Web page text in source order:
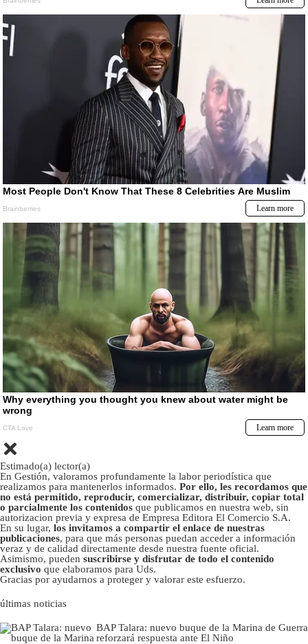
Estimado(a) lector(a)
En Gestión, valoramos profundamente la labor periodística que
realizamos para mantenerlos informados. Por ello, les recordamos que
no está permitido, reproducir, comercializar, distribuir, copiar total
o parcialmente los contenidos que publicamos en nuestra web, sin
autorizacion previa y expresa de Empresa Editora El Comercio S.A.
En su lugar, los invitamos a compartir el enlace de nuestras
publicaciones, para que más personas puedan acceder a información
veraz y de calidad directamente desde nuestra fuente oficial.
Asimismo, pueden suscribirse y disfrutar de todo el contenido
exclusivo que elaboramos para Uds.
Gracias por ayudarnos a proteger y valorar este esfuerzo.
últimas noticias
BAP Talara: nuevo buque de la Marina de Guerra
reforzará respuesta ante El Niño